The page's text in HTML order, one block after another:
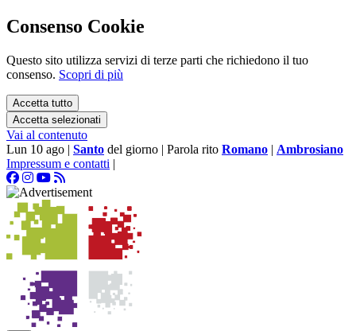
Consenso Cookie
Questo sito utilizza servizi di terze parti che richiedono il tuo
consenso. Scopri di più
Accetta tutto
Accetta selezionati
Vai al contenuto
Lun 10 ago | Santo del giorno | Parola rito Romano | Ambrosiano
Impressum e contatti |